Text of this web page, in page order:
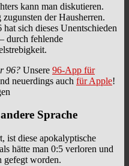
kann man diskutieren.
der Hausherren.
sich dieses Unentschieden
durch fehlende
96? Unsere 96-App für
neuerdings auch für Apple!
Sprache
ist diese apokalyptische
hätte man 0:5 verloren und
gefegt worden.